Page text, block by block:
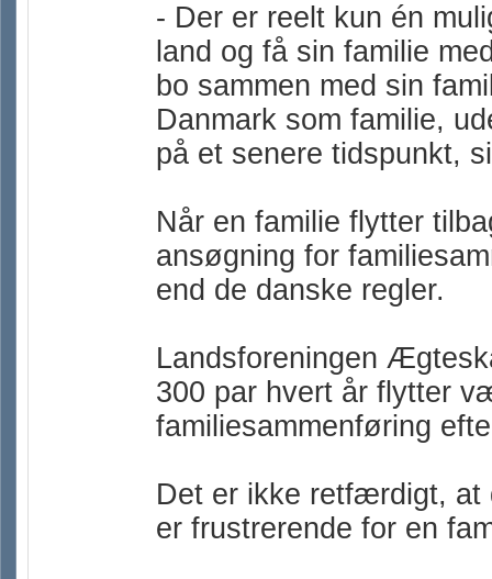
- Der er reelt kun én
land og få sin familie
bo sammen med sin
Danmark som familie,
på et senere tidspunkt,
Når en familie flytter
ansøgning for
end de danske regler.
Landsforeningen
300 par hvert år flytter
familiesammenføring
Det er ikke retfærdigt,
er frustrerende for en